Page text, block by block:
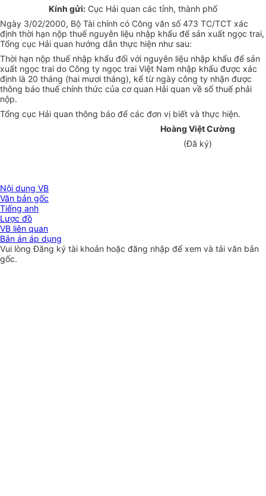
Kính gửi: Cục Hải quan các tỉnh, thành phố
Ngày 3/02/2000, Bộ Tài chính có Công văn số 473 TC/TCT xác
định thời hạn nộp thuế nguyên liệu nhập khẩu để sản xuất ngọc trai,
Tổng cục Hải quan hướng dẫn thực hiện như sau:
Thời hạn nộp thuế nhập khẩu đối với nguyên liệu nhập khẩu để sản
xuất ngọc trai do Công ty ngọc trai Việt Nam nhập khẩu được xác
định là 20 tháng (hai mươi tháng), kể từ ngày công ty nhận được
thông báo thuế chính thức của cơ quan Hải quan về số thuế phải
nộp.
Tổng cục Hải quan thông báo để các đơn vị biết và thực hiện.
Hoàng Việt Cường
(Đã ký)
Nội dung VB
Văn bản gốc
Tiếng anh
Lược đồ
VB liên quan
Bản án áp dụng
Vui lòngĐăng ký tài khoản hoặc đăng nhập để xem và tải văn bản
gốc.